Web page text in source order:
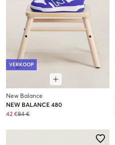
VERKOOP
New Balance
NEW BALANCE 480
42 €84 €